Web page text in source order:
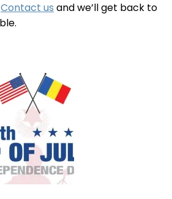
Contact us and we’ll get back to